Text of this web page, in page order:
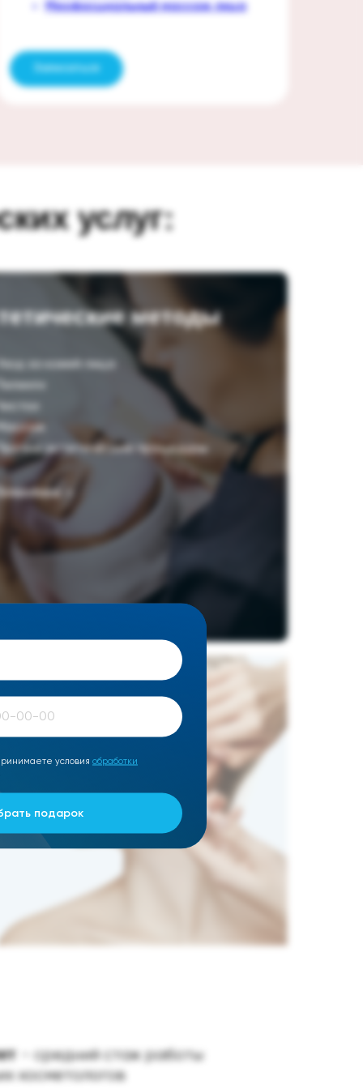
Миофасциальный массаж лица
Записаться
услуг:
Массаж
Прочие эстетические процедуры
методы
Подробнее
- средний стаж работы
косметологов
условия обработки
подарок